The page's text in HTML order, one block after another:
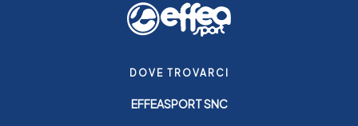
DOVE TROVARCI
EFFEASPORT SNC